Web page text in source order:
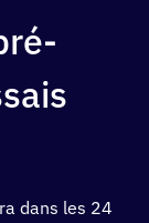
dans les 24